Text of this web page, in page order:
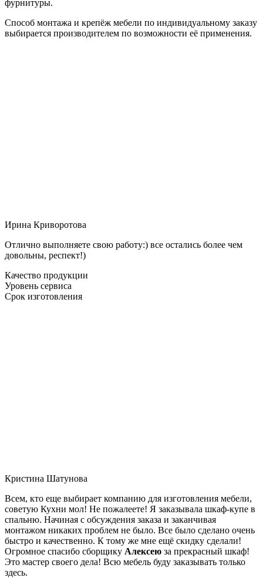
фурнитуры.
Способ монтажа и крепёж мебели по индивидуальному заказу
выбирается производителем по возможности её применения.
Ирина Криворотова
Отлично выполняете свою работу:) все остались более чем
довольны, респект!)
Качество продукции
Уровень сервиса
Срок изготовления
Кристина Шатунова
Всем, кто еще выбирает компанию для изготовления мебели,
советую Кухни мол! Не пожалеете! Я заказывала шкаф-купе в
спальню. Начиная с обсуждения заказа и заканчивая
монтажом никаких проблем не было. Все было сделано очень
быстро и качественно. К тому же мне ещё скидку сделали!
Огромное спасибо сборщику Алексею за прекрасный шкаф!
Это мастер своего дела! Всю мебель буду заказывать только
здесь.